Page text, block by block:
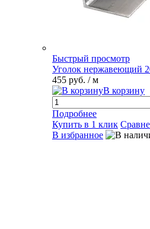
Быстрый просмотр
Уголок нержавеющий
455 руб. / м
В корзину
Подробнее
Купить в 1 клик
В избранное